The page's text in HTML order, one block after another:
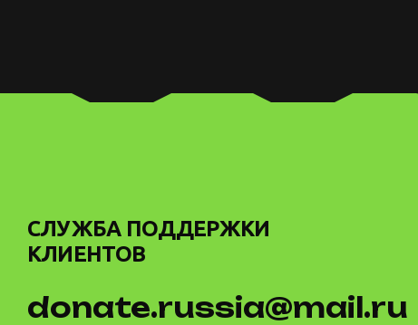
СЛУЖБА ПОДДЕРЖКИ
КЛИЕНТОВ
donate.russia@mail.ru